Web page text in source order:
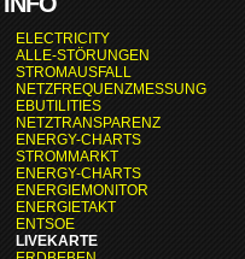
ELECTRICITY
ALLE-STÖRUNGEN
STROMAUSFALL
NETZFREQUENZMESSUNG
EBUTILITIES
NETZTRANSPARENZ
ENERGY-CHARTS
STROMMARKT
ENERGY-CHARTS
ENERGIEMONITOR
ENERGIETAKT
ENTSOE
LIVEKARTE